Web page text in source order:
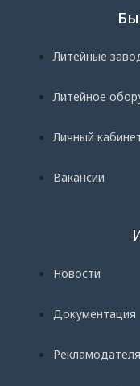
Литейные
Литейное
Личный
Вакансии
Новости
Документация